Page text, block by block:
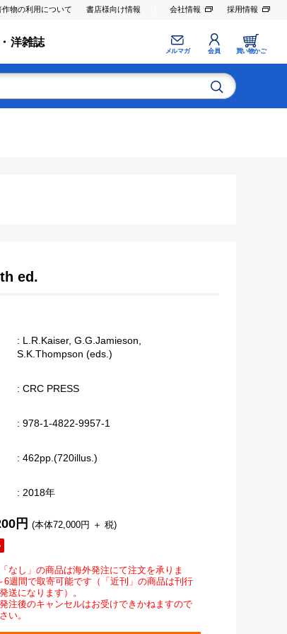
作物の利用について 書店様向け情報 会社情報 採用情報
洋雑誌
メルマガ 会員 買い物かご
ed.
: L.R.Kaiser, G.G.Jamieson,
S.K.Thompson (eds.)
: CRC PRESS
: 978-1-4822-9957-1
: 462pp.(720illus.)
: 2018年
円 (本体72,000円 ＋ 税)
なし」の商品は海外発注にて注文を承りま
6週間で取寄可能です（「近刊」の商品は刊行
送になります）。
注後のキャンセルはお受けできかねますので
い。